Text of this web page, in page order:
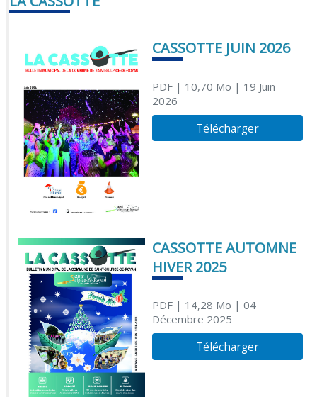
CASSOTTE JUIN 2026
PDF| 10,70 Mo | 19 Juin
2026
Télécharger
CASSOTTE AUTOMNE
HIVER 2025
PDF| 14,28 Mo | 04
Décembre 2025
Télécharger